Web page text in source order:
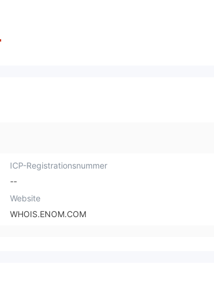
ICP-Registrationsnummer
--
Website
WHOIS.ENOM.COM